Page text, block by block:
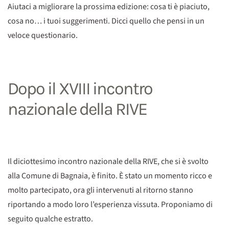
Aiutaci a migliorare la prossima edizione: cosa ti è piaciuto,
cosa no… i tuoi suggerimenti. Dicci quello che pensi in un
veloce questionario.
Dopo il XVIII incontro
nazionale della RIVE
Il diciottesimo incontro nazionale della RIVE, che si è svolto
alla Comune di Bagnaia, è finito. È stato un momento ricco e
molto partecipato, ora gli intervenuti al ritorno stanno
riportando a modo loro l’esperienza vissuta. Proponiamo di
seguito qualche estratto.